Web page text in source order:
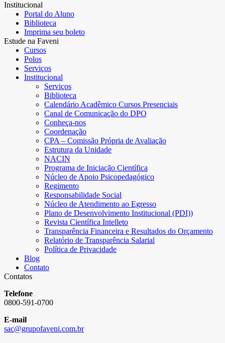
Institucional
Portal do Aluno
Biblioteca
Imprima seu boleto
Estude na Faveni
Cursos
Polos
Serviços
Institucional
Serviços
Biblioteca
Calendário Acadêmico Cursos Presenciais
Canal de Comunicação do DPO
Conheça-nos
Coordenação
CPA – Comissão Própria de Avaliação
Estrutura da Unidade
NACIN
Programa de Iniciação Científica
Núcleo de Apoio Psicopedagógico
Regimento
Responsabilidade Social
Núcleo de Atendimento ao Egresso
Plano de Desenvolvimento Institucional (PDI))
Revista Científica Intelleto
Transparência Financeira e Resultados do Orçamento
Relatório de Transparência Salarial
Política de Privacidade
Blog
Contato
Contatos
Telefone
0800-591-0700
E-mail
sac@grupofaveni.com.br